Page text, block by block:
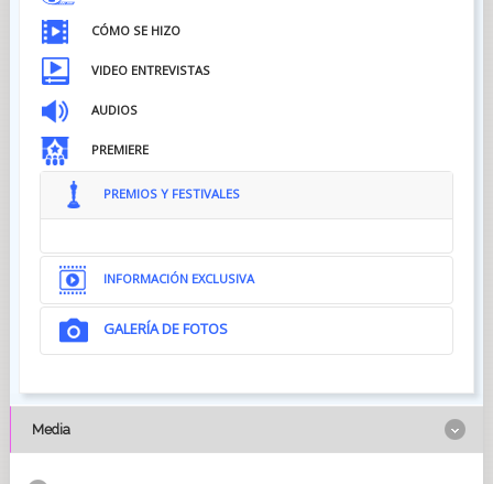
CÓMO SE HIZO
VIDEO ENTREVISTAS
AUDIOS
PREMIERE
PREMIOS Y FESTIVALES
INFORMACIÓN EXCLUSIVA
ORIGEN DE LA HISTORIA...
Fleak nació hace muchos años, cuando mis hijos eran
aparecía para calmar la situación de forma divertida cada vez
que discutíamos o teníamos algún otro momento difícil. Fleak
vivió con nuestra familia hasta que los chicos se acercaban a la
GALERÍA DE FOTOS
Media